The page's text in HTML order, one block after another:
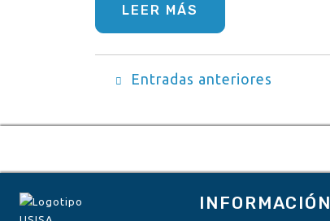
LEER MÁS
Navegación
de
Entradas anteriores
INFORMACIÓN